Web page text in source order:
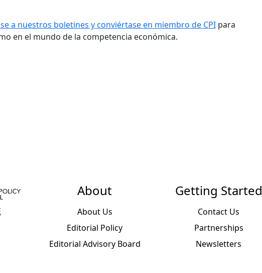
a nuestros boletines y conviértase en miembro de CPIpara
en el mundo de la competencia económica.
About
About Us
Editorial Policy
Editorial Advisory Board
Getting Started
Contact Us
Partnerships
Newsletters